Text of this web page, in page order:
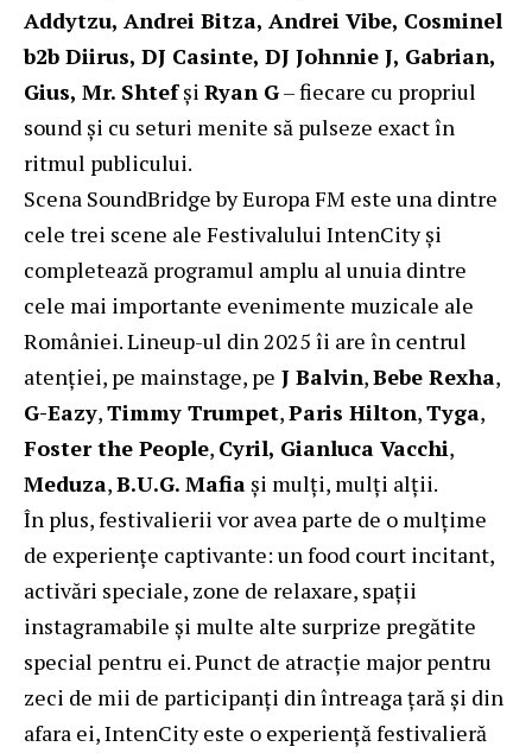
Addytzu, Andrei Bitza, Andrei Vibe, Cosminel
b2b Diirus, DJ Casinte, DJ Johnnie J, Gabrian,
Gius, Mr. Shtefși Ryan G– fiecare cu propriul
sound și cu seturi menite să pulseze exact în
ritmul publicului.
Scena SoundBridge by Europa FM este una dintre
cele trei scene ale Festivalului IntenCity și
completează programul amplu al unuia dintre
cele mai importante evenimente muzicale ale
României. Lineup-ul din 2025 îi are în centrul
atenției, pe mainstage, pe J Balvin,Bebe Rexha,
G-Eazy,Timmy Trumpet,Paris Hilton,Tyga,
Foster the People, Cyril, Gianluca Vacchi,
Meduza,B.U.G. Mafia și mulți, mulți alții.
În plus, festivalierii vor avea parte de o mulțime
de experiențe captivante: un food court incitant,
activări speciale, zone de relaxare, spații
instagramabile și multe alte surprize pregătite
special pentru ei. Punct de atracție major pentru
zeci de mii de participanți din întreaga țară și din
afara ei, IntenCity este o experiență festivalieră